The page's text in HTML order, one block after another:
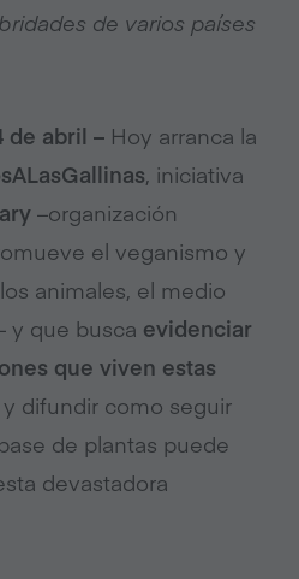
de varios países
de abril – Hoy arranca la
, iniciativa
–organización
el veganismo y
animales, el medio
y que busca evidenciar
que viven estas
y difundir como seguir
de plantas puede
devastadora